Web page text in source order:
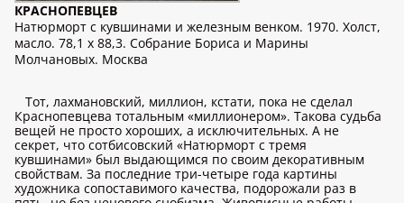
КРАСНОПЕВЦЕВ
Натюрморт с кувшинами и железным венком. 1970. Холст,
масло. 78,1 x 88,3. Собрание Бориса и Марины
Молчановых. Москва
Тот, лахмановский, миллион, кстати, пока не сделал
Краснопевцева тотальным «миллионером». Такова судьба
вещей не просто хороших, а исключительных. А не
секрет, что сотбисовский «Натюрморт с тремя
кувшинами» был выдающимся по своим декоративным
свойствам. За последние три-четыре года картины
художника сопоставимого качества, подорожали раз в